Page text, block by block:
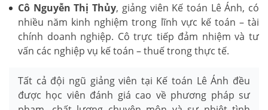
Cô Nguyễn Thị Thủy, giảng viên Kế toán Lê Ánh, có
nhiều năm kinh nghiệm trong lĩnh vực kế toán – tài
chính doanh nghiệp. Cô trực tiếp đảm nhiệm và tư
vấn các nghiệp vụ kế toán – thuế trong thực tế.
Tất cả đội ngũ giảng viên tại Kế toán Lê Ánh đều
được học viên đánh giá cao về phương pháp sư